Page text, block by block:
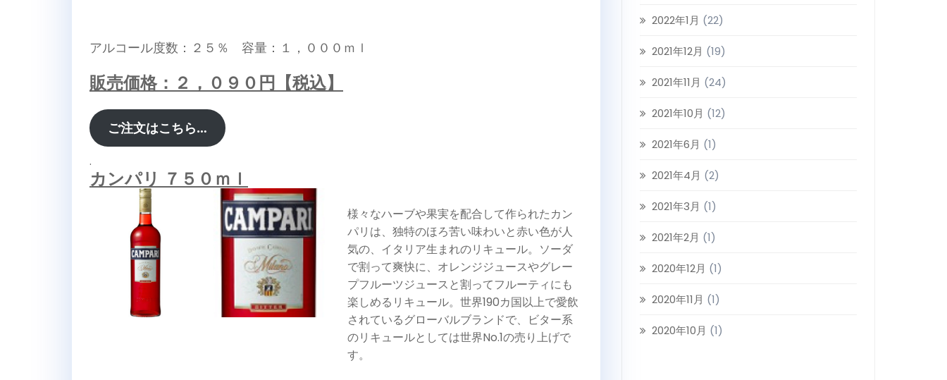
アルコール度数：２５％ 容量：１，０００ｍｌ
販売価格：２，０９０円【税込】
ご注文はこちら…
.
カンパリ ７５０ｍｌ
様々なハーブや果実を配合して作られたカン
パリは、独特のほろ苦い味わいと赤い色が人
気の、イタリア生まれのリキュール。ソーダ
で割って爽快に、オレンジジュースやグレー
プフルーツジュースと割ってフルーティにも
楽しめるリキュール。世界190カ国以上で愛飲
されているグローバルブランドで、ビター系
のリキュールとしては世界No.1の売り上げで
す。
2022年1月 (22)
2021年12月 (19)
2021年11月 (24)
2021年10月 (12)
2021年6月 (1)
2021年4月 (2)
2021年3月 (1)
2021年2月 (1)
2020年12月 (1)
2020年11月 (1)
2020年10月 (1)